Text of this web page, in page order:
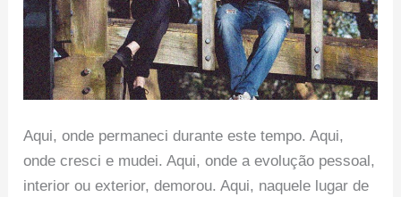
Aqui, onde permaneci durante este tempo. Aqui,
onde cresci e mudei. Aqui, onde a evolução pessoal,
interior ou exterior, demorou. Aqui, naquele lugar de